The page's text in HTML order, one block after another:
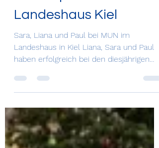
Model United Nations
Rollenspiel im
Landeshaus Kiel
Sara, Liana und Paul bei MUN im
Landeshaus in Kiel Liana, Sara und Paul